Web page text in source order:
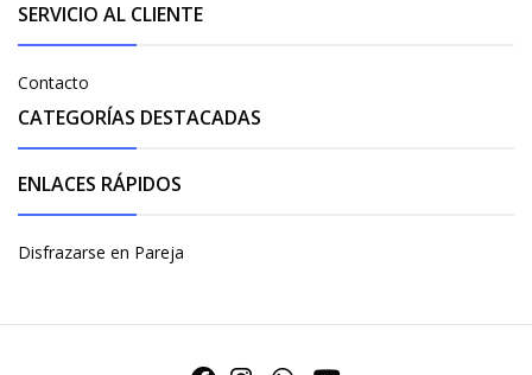
SERVICIO AL CLIENTE
Contacto
CATEGORÍAS DESTACADAS
ENLACES RÁPIDOS
Disfrazarse en Pareja